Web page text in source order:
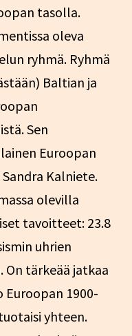
tasolla.
oleva
ryhmä. Ryhmä
Baltian ja
Sen
Euroopan
Kalniete.
olevilla
tavoitteet: 23.8
uhrien
tärkeää jatkaa
1900-
yhteen.